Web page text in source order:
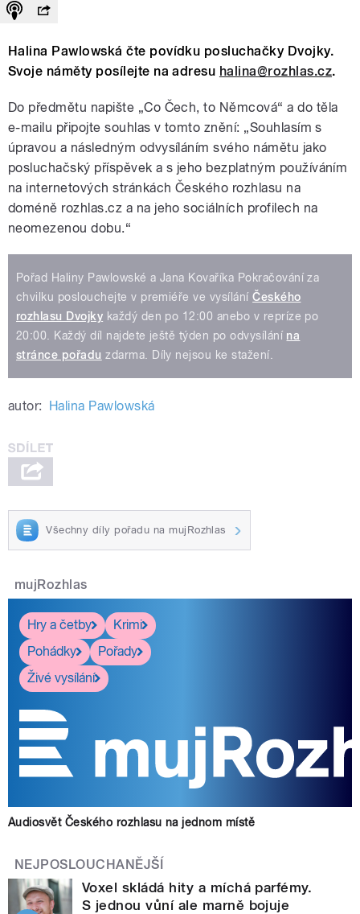
Halina Pawlowská čte povídku posluchačky Dvojky.
Svoje náměty posílejte na adresu halina@rozhlas.cz.
Do předmětu napište „Co Čech, to Němcová“ a do těla
e-mailu připojte souhlas v tomto znění: „Souhlasím s
úpravou a následným odvysíláním svého námětu jako
posluchačský příspěvek a s jeho bezplatným používáním
na internetových stránkách Českého rozhlasu na
doméně rozhlas.cz a na jeho sociálních profilech na
neomezenou dobu.“
Pořad Haliny Pawlowské a Jana Kovaříka Pokračování za
chvilku poslouchejte v premiéře ve vysíláníČeského
rozhlasu Dvojky každý den po 12:00 anebo v repríze po
20:00. Každý díl najdete ještě týden po odvysílání na
stránce pořadu zdarma. Díly nejsou ke stažení.
autor: Halina Pawlowská
Všechny díly pořadu na mujRozhlas
mujRozhlas
Hry a četby
Krimi
Pohádky
Pořady
Živé vysílání
Audiosvět Českého rozhlasu na jednom místě
NEJPOSLOUCHANĚJŠÍ
Voxel skládá hity a míchá parfémy.
S jednou vůní ale marně bojuje